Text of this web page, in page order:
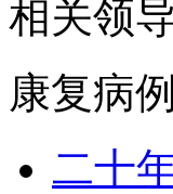
相关领
康复病例
二十